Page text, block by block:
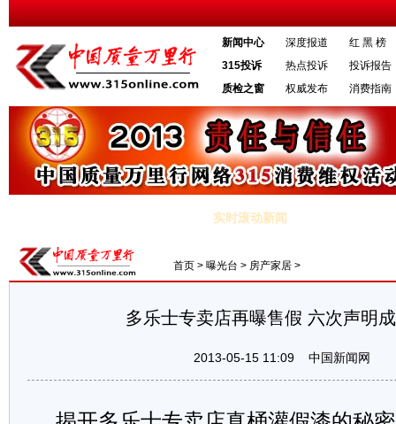
新闻中心 深度报道
红 黑 榜
315投诉
热点投诉
投诉报告
质检之窗
权威发布 消费指南
实时滚动新闻
南米集体玩失踪 重金属超标是公开的秘密 ·高价豪车或征奢侈税 市
首页 > 曝光台 > 房产家居 >
多乐士专卖店再曝售假 六次声明
2013-05-15 11:09 中国新闻网